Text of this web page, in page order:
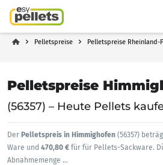
Pelletspreise Pelletspreise Rheinland-
Pelletspreise
(56357) – Heute Pellets
Der Pelletspreis in Himmighofen (56357)
Ware und 470,80 € für für Pellets-Sackware.
Abnahmemenge ...